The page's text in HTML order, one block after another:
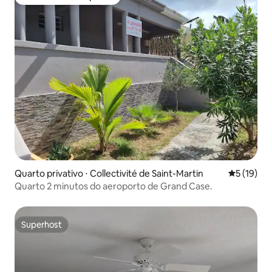
Quarto privativo ⋅ Collectivité de Saint-Martin 5 de uma
5 (19)
Quarto 2 minutos do aeroporto de Grand Case.
Superhost
Superhost